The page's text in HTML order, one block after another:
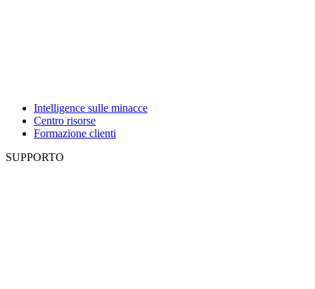
Intelligence sulle minacce
Centro risorse
Formazione clienti
SUPPORTO